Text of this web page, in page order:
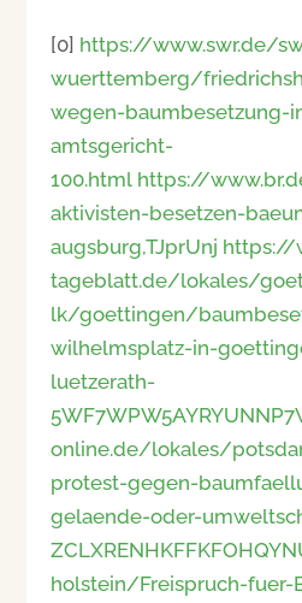
[0] https://www.swr.de/
wuerttemberg/
wegen-baumbesetzung-
amtsgericht-
100.html https://
aktivisten-besetzen-
augsburg,TJprUnj https://
tageblatt.de/lokales/
lk/goettingen/
wilhelmsplatz-in-
luetzerath-
online.de/lokales/
protest-gegen-
gelaende-oder-
holstein/Freispruch-fuer-